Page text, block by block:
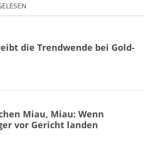
die Trendwende bei Gold-
Miau, Miau: Wenn
vor Gericht landen